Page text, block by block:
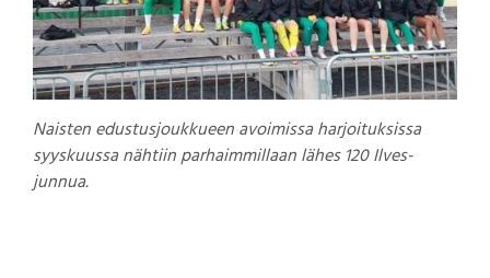
Naisten edustusjoukkueen avoimissa harjoituksissa
syyskuussa nähtiin parhaimmillaan lähes 120 Ilves-
junnua.